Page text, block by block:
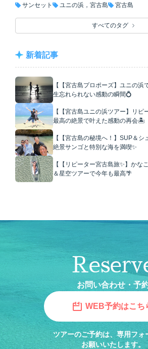
サンセット ユニの浜，宮古島 宮古島
すべてのタグ
新着記事
【【宮古島プロポーズ】ユニの浜
生忘れられない感動の瞬間💍
【【宮古島ユニの浜ツアー】リピ
最高の絶景で叶えた感動の再会🏝️
【【宮古島の秘境へ！】SUP＆
絶景サンゴと特別な海を満喫✨
【【リピーター宮古島旅✨】かな
＆星空ツアーで今年も最高🌴
お問い合わせ・予
WEB予約はこち
ツアーのご予約は、専用フォ
お願いいたします。